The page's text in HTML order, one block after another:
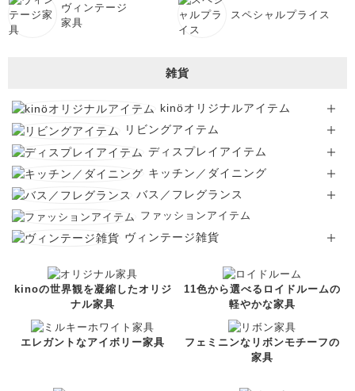
ヴィンテージ
家具
スペシャルプライス
雑貨
kinöオリジナルアイテム
リビングアイテム
ディスプレイアイテム
キッチン／ダイニング
バス／フレグランス
ファッションアイテム
ヴィンテージ雑貨
kinoの世界観を凝縮したオリジ
ナル家具
11色から選べるロイドルームの
軽やかな家具
エレガントなアイボリー家具
フェミニンなリボンモチーフの
家具